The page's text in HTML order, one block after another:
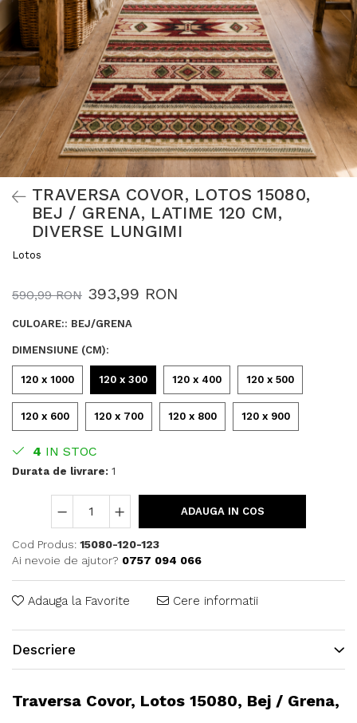
TRAVERSA COVOR, LOTOS 15080,
BEJ / GRENA, LATIME 120 CM,
DIVERSE LUNGIMI
Lotos
590,99 RON 393,99 RON
CULOARE:: BEJ/GRENA
DIMENSIUNE (CM):
120 x 1000 120 x 300 120 x 400 120 x 500
120 x 600 120 x 700 120 x 800 120 x 900
4 IN STOC
Durata de livrare: 1
ADAUGA IN COS
Cod Produs: 15080-120-123
Ai nevoie de ajutor? 0757 094 066
Adauga la Favorite Cere informatii
Descriere
Traversa Covor, Lotos 15080, Bej / Grena,